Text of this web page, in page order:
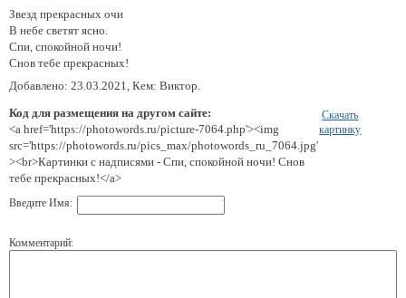
Звезд прекрасных очи
В небе светят ясно.
Спи, спокойной ночи!
Снов тебе прекрасных!
Добавлено: 23.03.2021, Кем: Виктор.
Код для размещения на другом сайте:
<a href='https://photowords.ru/picture-7064.php'><img
src='https://photowords.ru/pics_max/photowords_ru_7064.jpg'
><br>Картинки с надписями - Спи, спокойной ночи! Снов
тебе прекрасных!</a>
Скачать
картинку
Введите Имя:
Комментарий: